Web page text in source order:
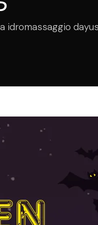
idromassaggio